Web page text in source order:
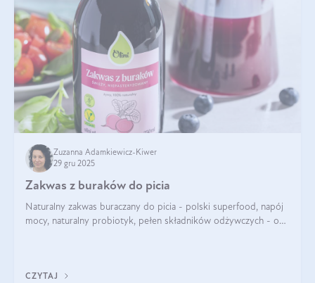
Zuzanna Adamkiewicz-Kiwer
29 gru 2025
Zakwas z buraków do picia
Naturalny zakwas buraczany do picia - polski superfood, napój
mocy, naturalny probiotyk, pełen składników odżywczych - o
CZYTAJ